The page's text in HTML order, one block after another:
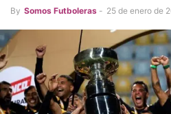
By Somos Futboleras - 25 de enero de